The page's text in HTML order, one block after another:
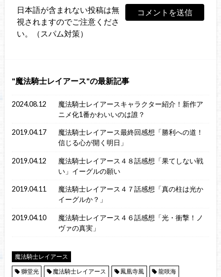
日本語が含まれない投稿は無
視されますのでご注意くださ
い。（スパム対策）
魔法騎士レイアース の最新記事
2024.08.12
魔法騎士レイアースキャラクター紹介！新作ア
ニメ化1番かわいいのは誰？
2019.04.17
魔法騎士レイアース最終回感想「勝利への道！
信じる心が開く明日」
2019.04.12
魔法騎士レイアース４８話感想「果てしない戦
い」イーグルの願い
2019.04.11
魔法騎士レイアース４７話感想「真の柱は光か
イーグルか？」
2019.04.10
魔法騎士レイアース４６話感想「光・衝撃！ノ
ヴァの真実」
魔法騎士レイアース
獅堂光
魔法騎士レイアース 鳳凰寺風 龍咲海